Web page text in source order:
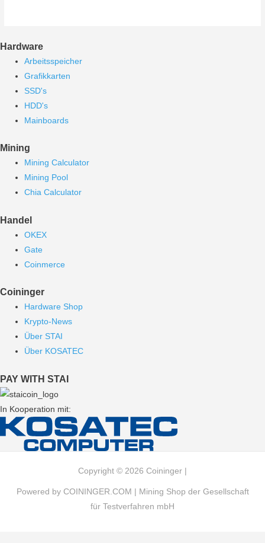
Hardware
Arbeitsspeicher
Grafikkarten
SSD's
HDD's
Mainboards
Mining
Mining Calculator
Mining Pool
Chia Calculator
Handel
OKEX
Gate
Coinmerce
Coininger
Hardware Shop
Krypto-News
Über STAI
Über KOSATEC
PAY WITH STAI
In Kooperation mit:
Copyright © 2026 Coininger |
Powered by COININGER.COM | Mining Shop der Gesellschaft
für Testverfahren mbH